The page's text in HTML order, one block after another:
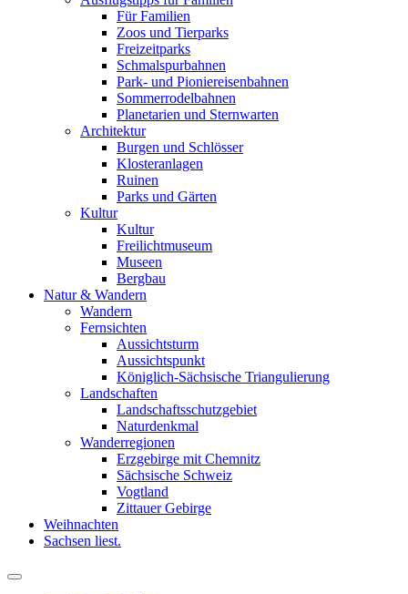
Für Familien
Zoos und Tierparks
Freizeitparks
Schmalspurbahnen
Park- und Pioniereisenbahnen
Sommerrodelbahnen
Planetarien und Sternwarten
Architektur
Burgen und Schlösser
Klosteranlagen
Ruinen
Parks und Gärten
Kultur
Kultur
Freilichtmuseum
Museen
Bergbau
Natur & Wandern
Wandern
Fernsichten
Aussichtsturm
Aussichtspunkt
Königlich-Sächsische Triangulierung
Landschaften
Landschaftsschutzgebiet
Naturdenkmal
Wanderregionen
Erzgebirge mit Chemnitz
Sächsische Schweiz
Vogtland
Zittauer Gebirge
Weihnachten
Sachsen liest.